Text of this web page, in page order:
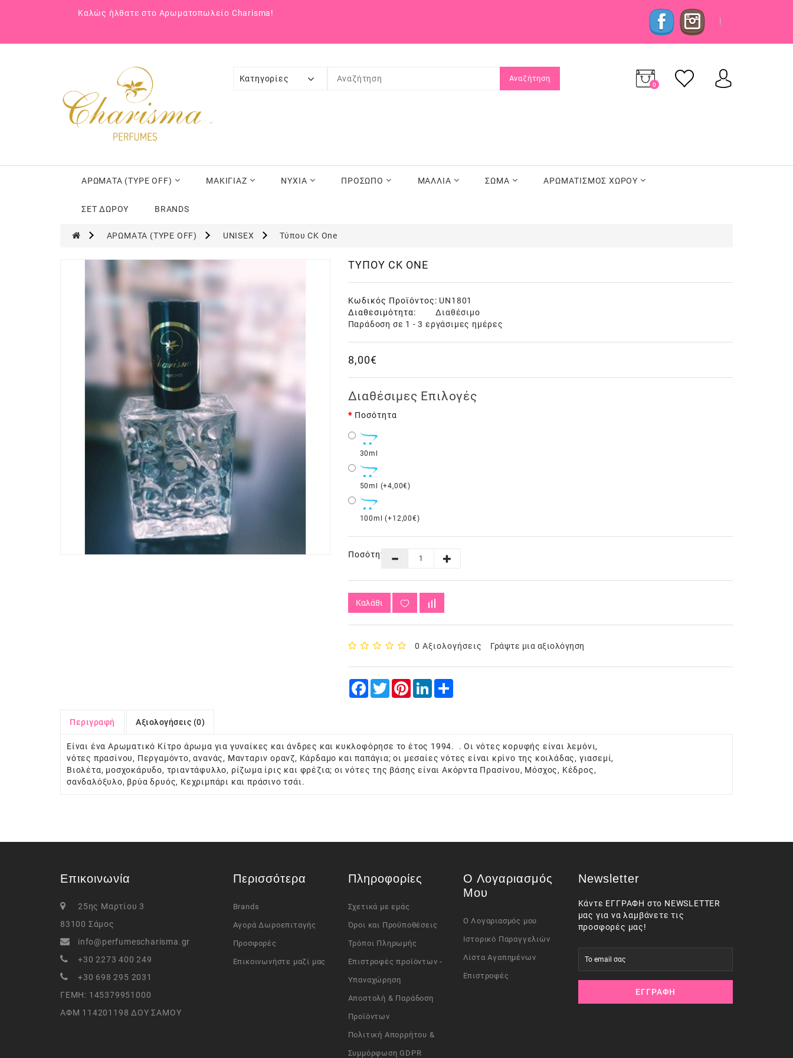
Καλώς ήλθατε στο Αρωματοπωλείο Charisma!
|
Κατηγορίες Αναζήτηση
0
ΑΡΩΜΑΤΑ (TYPE OFF) ΜΑΚΙΓΙΑΖ ΝΥΧΙΑ ΠΡΟΣΩΠΟ ΜΑΛΛΙΑ ΣΩΜΑ ΑΡΩΜΑΤΙΣΜΟΣ ΧΩΡΟΥ
ΣΕΤ ΔΩΡΟΥ BRANDS
ΑΡΩΜΑΤΑ (TYPE OFF) UNISEX Τύπου CK One
ΤΎΠΟΥ CK ONE
Κωδικός Προϊόντος: UN1801
Διαθεσιμότητα:
Διαθέσιμο
Παράδοση σε 1 - 3 εργάσιμες ημέρες
8,00€
Διαθέσιμες Επιλογές
Ποσότητα
30ml
50ml (+4,00€)
100ml (+12,00€)
Ποσότητα
Καλάθι
0 Αξιολογήσεις Γράψτε μια αξιολόγηση
Facebook
TwitterPinterestLinkedInShare
Περιγραφή Αξιολογήσεις (0)
Είναι ένα Αρωματικό Κίτρο άρωμα για γυναίκες και άνδρες και κυκλοφόρησε το έτος 1994. . Οι νότες κορυφής είναι λεμόνι,
νότες πρασίνου, Περγαμόντο, ανανάς, Μανταριν ορανζ, Κάρδαμο και παπάγια; οι μεσαίες νότες είναι κρίνο της κοιλάδας, γιασεμί,
Βιολέτα, μοσχοκάρυδο, τριαντάφυλλο, ρίζωμα ίρις και φρέζια; οι νότες της βάσης είναι Ακόρντα Πρασίνου, Μόσχος, Κέδρος,
σανδαλόξυλο, βρύα δρυός, Κεχριμπάρι και πράσινο τσάι.
Επικοινωνία
25ης Μαρτίου 3
83100 Σάμος
info@perfumescharisma.gr
+30 2273 400 249
+30 698 295 2031
ΓΕΜΗ: 145379951000
ΑΦΜ 114201198 ΔΟΥ ΣΑΜΟΥ
Περισσότερα
Brands
Αγορά Δωροεπιταγής
Προσφορές
Επικοινωνήστε μαζί μας
Πληροφορίες
Σχετικά με εμάς
Όροι και Προϋποθέσεις
Τρόποι Πληρωμής
Επιστροφές προϊόντων -
Υπαναχώρηση
Αποστολή & Παράδοση
Προϊόντων
Πολιτική Απορρήτου &
Συμμόρφωση GDPR
Ο Λογαριασμός
Μου
Ο Λογαριασμός μου
Ιστορικό Παραγγελιών
Λίστα Αγαπημένων
Επιστροφές
Newsletter
Κάντε ΕΓΓΡΑΦΗ στο NEWSLETTER
μας για να λαμβάνετε τις
προσφορές μας!
ΕΓΓΡΑΦΉ